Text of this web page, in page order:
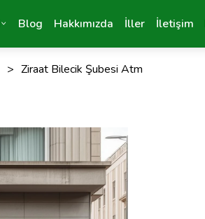
Blog Hakkımızda İller İletişim
> Ziraat Bilecik Şubesi Atm